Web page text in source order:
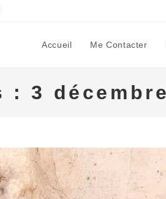
Accueil Me Contacter
3